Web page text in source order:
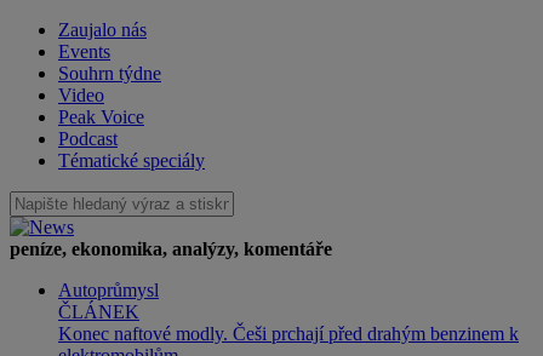
Zaujalo nás
Events
Souhrn týdne
Video
Peak Voice
Podcast
Tématické speciály
peníze, ekonomika, analýzy, komentáře
Autoprůmysl
ČLÁNEK
Konec naftové modly. Češi prchají před drahým benzinem k